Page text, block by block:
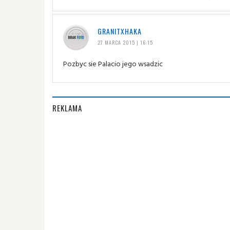
GRANITXHAKA
27 MARCA 2015 | 16:15
Pozbyc sie Palacio jego wsadzic
REKLAMA